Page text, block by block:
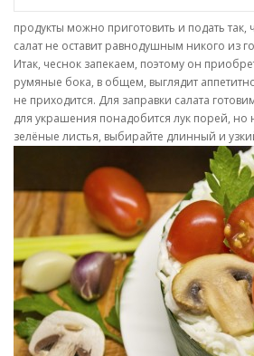
продукты можно приготовить и подать
салат не оставит равнодушным никого из
Итак, чеснок запекаем, поэтому он
румяные бока, в общем, выглядит
не приходится. Для заправки салата
для украшения понадобится лук порей, но
зелёные листья, выбирайте длинный и